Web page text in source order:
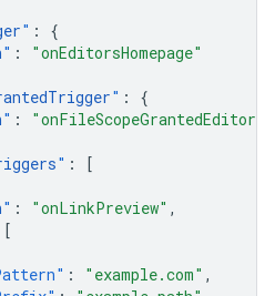
" :
{
" :
"onEditorsHomepage"
" :
{
" :
"onFileScopeGrantedEditors"
" :
[
" : "onLinkPreview" ,
[
: "example.com" ,